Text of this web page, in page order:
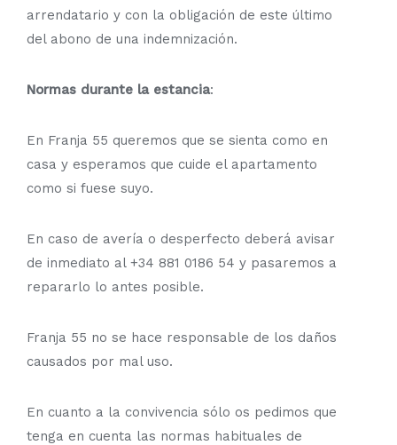
arrendatario y con la obligación de este último
del abono de una indemnización.
Normas durante la estancia:
En Franja 55 queremos que se sienta como en
casa y esperamos que cuide el apartamento
como si fuese suyo.
En caso de avería o desperfecto deberá avisar
de inmediato al +34 881 0186 54 y pasaremos a
repararlo lo antes posible.
Franja 55 no se hace responsable de los daños
causados por mal uso.
En cuanto a la convivencia sólo os pedimos que
tenga en cuenta las normas habituales de